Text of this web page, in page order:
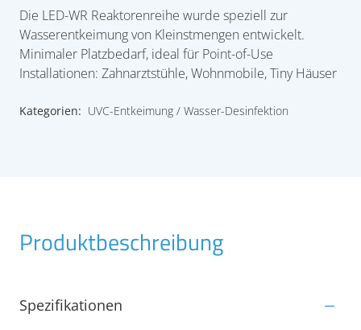
Die LED-WR Reaktorenreihe wurde speziell zur
Wasserentkeimung von Kleinstmengen entwickelt.
Minimaler Platzbedarf, ideal für Point-of-Use
Installationen: Zahnarztstühle, Wohnmobile, Tiny Häuser
Kategorien: UVC-Entkeimung Wasser-Desinfektion
Produktbeschreibung
Spezifikationen